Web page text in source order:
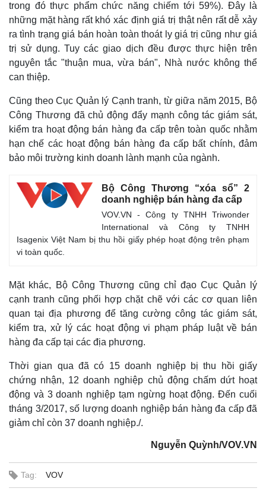
Thế giới
Quan sát
Multimedia
Video
Infographic
trong đó thực phẩm chức năng chiếm tới 59%). Đây là
những mặt hàng rất khó xác định giá trị thật nên rất dễ xảy
ra tình trạng giá bán hoàn toàn thoát ly giá trị cũng như giá
trị sử dụng. Tuy các giao dịch đều được thực hiện trên
nguyên tắc "thuận mua, vừa bán", Nhà nước không thể
can thiệp.
Cũng theo Cục Quản lý Cạnh tranh, từ giữa năm 2015, Bộ
Công Thương đã chủ động đẩy mạnh công tác giám sát,
kiểm tra hoạt động bán hàng đa cấp trên toàn quốc nhằm
hạn chế các hoạt động bán hàng đa cấp bất chính, đảm
bảo môi trường kinh doanh lành mạnh của ngành.
Bộ Công Thương “xóa sổ” 2
doanh nghiệp bán hàng đa cấp
VOV.VN - Công ty TNHH Triwonder
International và Công ty TNHH
Isagenix Việt Nam bị thu hồi giấy phép hoạt động trên phạm
vi toàn quốc.
Mặt khác, Bộ Công Thương cũng chỉ đạo Cục Quản lý
cạnh tranh cũng phối hợp chặt chẽ với các cơ quan liên
quan tại địa phương để tăng cường công tác giám sát,
kiểm tra, xử lý các hoạt động vi phạm pháp luật về bán
hàng đa cấp tại các địa phương.
Thời gian qua đã có 15 doanh nghiệp bị thu hồi giấy
chứng nhận, 12 doanh nghiệp chủ động chấm dứt hoạt
động và 3 doanh nghiệp tạm ngừng hoạt động. Đến cuối
tháng 3/2017, số lượng doanh nghiệp bán hàng đa cấp đã
giảm chỉ còn 37 doanh nghiệp./.
Nguyễn Quỳnh/VOV.VN
Tag: VOV